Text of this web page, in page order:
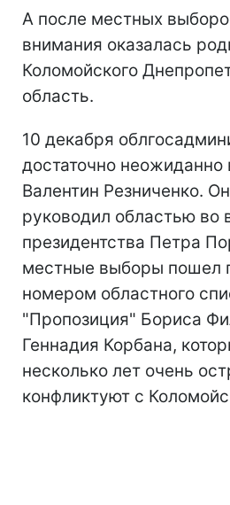
А после местных
внимания оказалась
Коломойского
область.
10 декабря
достаточно неожиданно
Валентин Резниченко.
руководил областью во
президентства Петра
местные выборы пошел
номером областного
"Пропозиция" Бориса
Геннадия Корбана,
несколько лет очень
конфликтуют с